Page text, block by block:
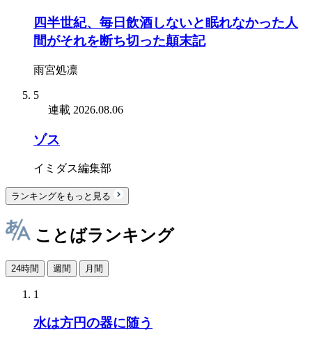
四半世紀、毎日飲酒しないと眠れなかった人
間がそれを断ち切った顛末記
雨宮処凛
5
連載 2026.08.06
ゾス
イミダス編集部
ランキングをもっと見る
ことばランキング
24時間 週間 月間
1
水は方円の器に随う